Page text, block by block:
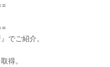
でご紹介。
得。